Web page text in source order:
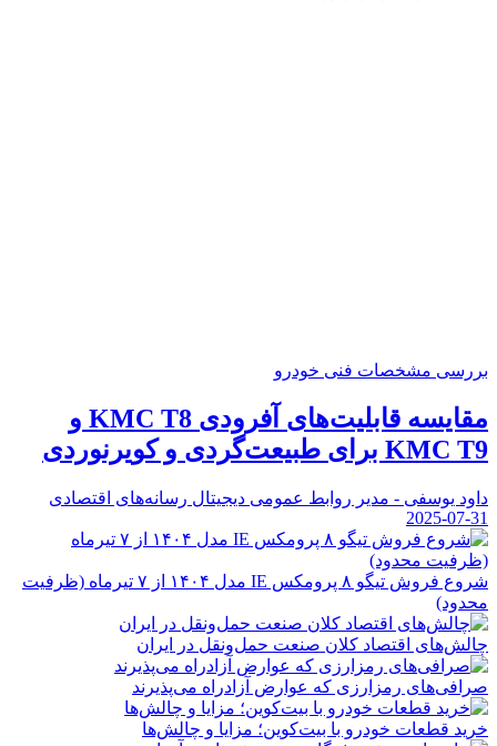
بررسی مشخصات فنی خودرو
مقایسه قابلیت‌های آفرودی KMC T8 و
KMC T9 برای طبیعت‌گردی و کویرنوردی
داود یوسفی - مدیر روابط عمومی دیجیتال رسانه‌های اقتصادی
2025-07-31
شروع فروش تیگو ۸ پرومکس IE مدل ۱۴۰۴ از ۷ تیرماه (ظرفیت
محدود)
چالش‌های اقتصاد کلان صنعت حمل‌ونقل در ایران
صرافی‌های رمزارزی که عوارض آزادراه می‌پذیرند
خرید قطعات خودرو با بیت‌کوین؛ مزایا و چالش‌ها